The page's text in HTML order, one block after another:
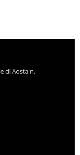
di Aosta n.